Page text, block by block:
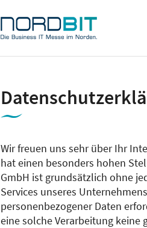
Messe
Wir freuen uns sehr über Ihr
hat einen besonders hohen
GmbH ist grundsätzlich ohne
Services unseres
personenbezogener Daten
eine solche Verarbeitung keine